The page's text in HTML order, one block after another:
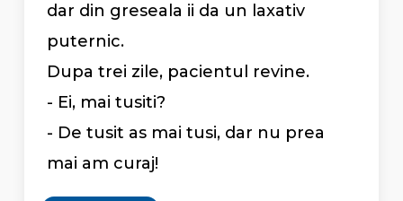
dar din greseala ii da un laxativ
puternic.
Dupa trei zile, pacientul revine.
- Ei, mai tusiti?
- De tusit as mai tusi, dar nu prea
mai am curaj!